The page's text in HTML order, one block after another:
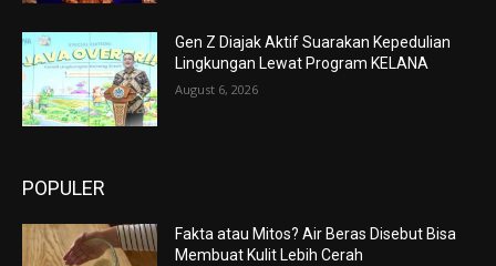
Gen Z Diajak Aktif Suarakan Kepedulian
Lingkungan Lewat Program KELANA
August 6, 2026
POPULER
Fakta atau Mitos? Air Beras Disebut Bisa
Membuat Kulit Lebih Cerah